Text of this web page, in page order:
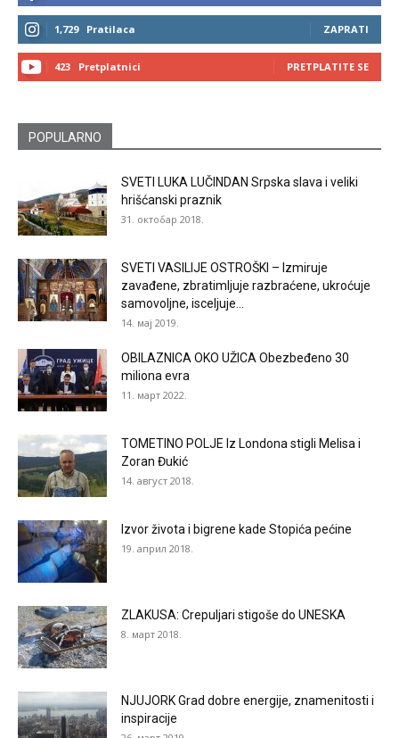
1,729 Pratilaca ZAPRATI
423 Pretplatnici PRETPLATITE SE
POPULARNO
SVETI LUKA LUČINDAN Srpska slava i veliki
hrišćanski praznik
31. октобар 2018.
SVETI VASILIJE OSTROŠKI – Izmiruje
zavađene, zbratimljuje razbraćene, ukroćuje
samovoljne, isceljuje...
14. мај 2019.
OBILAZNICA OKO UŽICA Obezbeđeno 30
miliona evra
11. март 2022.
TOMETINO POLJE Iz Londona stigli Melisa i
Zoran Đukić
14. август 2018.
Izvor života i bigrene kade Stopića pećine
19. април 2018.
ZLAKUSA: Crepuljari stigoše do UNESKA
8. март 2018.
NJUJORK Grad dobre energije, znamenitosti i
inspiracije